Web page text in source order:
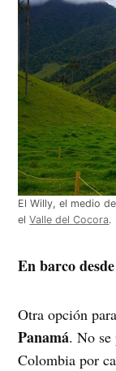
El Willy, el medio
elValle del Cocora.
En barco
Otra opción
Panamá. No se
Colombia por